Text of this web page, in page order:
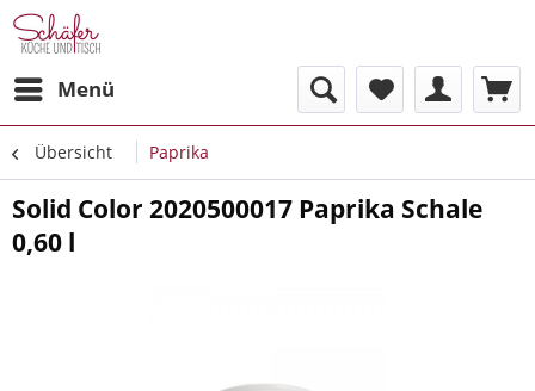
Menü
Übersicht Paprika
Solid Color 2020500017 Paprika Schale
0,60 l